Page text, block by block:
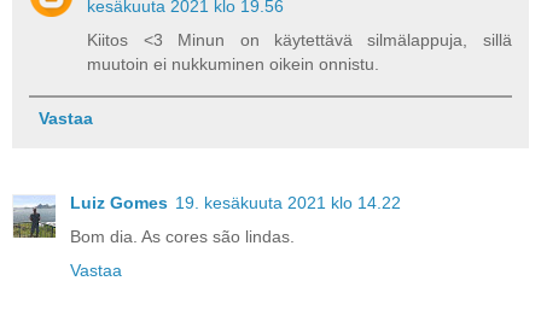
kesäkuuta 2021 klo 19.56
Kiitos <3 Minun on käytettävä silmälappuja, sillä
muutoin ei nukkuminen oikein onnistu.
Vastaa
Luiz Gomes 19. kesäkuuta 2021 klo 14.22
Bom dia. As cores são lindas.
Vastaa